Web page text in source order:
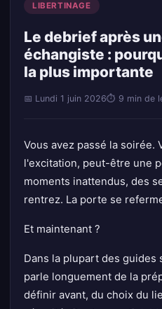
LIBERTINAGE
Le debrief après
échangiste :
la plus importante
📅 Lundi 1 juin 2026⏱ 9 min de
Vous avez passé la soirée.
l'excitation, peut-être une
moments inattendus, des
rentrez. La porte se
Et maintenant ?
Dans la plupart des guides
parle longuement de la
définir avant, du choix du